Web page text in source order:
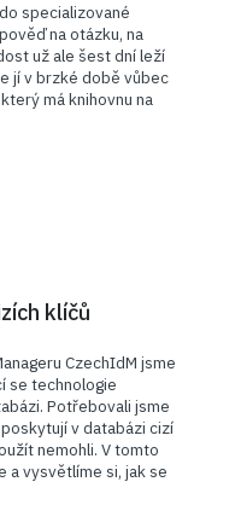
specializované
na otázku, na
už ale šest dní leží
jí v brzké době vůbec
má knihovnu na
klíčů
CzechIdM jsme
se technologie
Potřebovali jsme
v databázi cizí
nemohli. V tomto
a vysvětlíme si, jak se